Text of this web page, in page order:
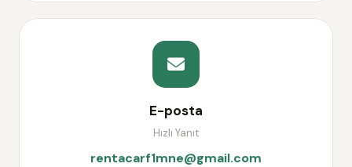
E-posta
Hızlı Yanıt
rentacarf1mne@gmail.com